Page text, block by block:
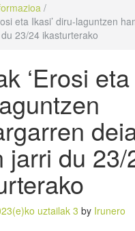
/
eta Ikasi’ diru-laguntzen
23/24 ikasturterako
‘Erosi eta
jarri du 23/
uztailak 3 by Irunero